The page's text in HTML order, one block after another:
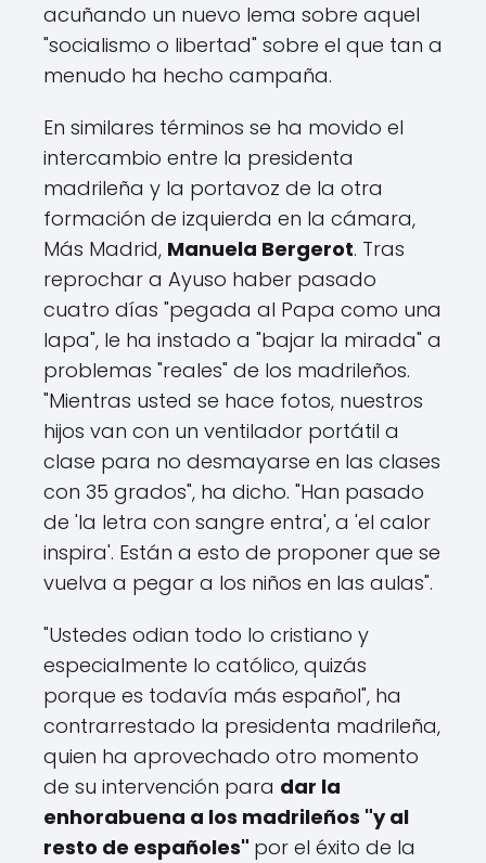
acuñando un nuevo lema sobre aquel
"socialismo o libertad" sobre el que tan a
menudo ha hecho campaña.
En similares términos se ha movido el
intercambio entre la presidenta
madrileña y la portavoz de la otra
formación de izquierda en la cámara,
Más Madrid, Manuela Bergerot. Tras
reprochar a Ayuso haber pasado
cuatro días "pegada al Papa como una
lapa", le ha instado a "bajar la mirada" a
problemas "reales" de los madrileños.
"Mientras usted se hace fotos, nuestros
hijos van con un ventilador portátil a
clase para no desmayarse en las clases
con 35 grados", ha dicho. "Han pasado
de 'la letra con sangre entra', a 'el calor
inspira'. Están a esto de proponer que se
vuelva a pegar a los niños en las aulas".
"Ustedes odian todo lo cristiano y
especialmente lo católico, quizás
porque es todavía más español", ha
contrarrestado la presidenta madrileña,
quien ha aprovechado otro momento
de su intervención para dar la
enhorabuena a los madrileños "y al
resto de españoles" por el éxito de la